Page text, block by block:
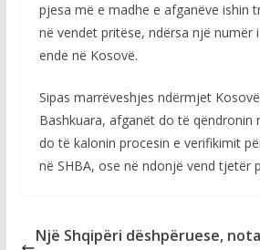
pjesa më e madhe e afganëve ishin
në vendet pritëse, ndërsa një numër
ende në Kosovë.
Sipas marrëveshjes ndërmjet
Bashkuara, afganët do të qëndronin
do të kalonin procesin e verifikimit
në SHBA, ose në ndonjë vend tjetër
Një Shqipëri dëshpëruese,